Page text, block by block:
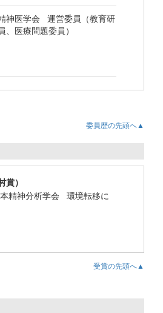
神医学会 運営委員（教育研
、医療問題委員）
委員歴の先頭へ▲
賞）
精神分析学会 環境転移に
受賞の先頭へ▲